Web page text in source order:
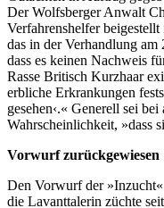
Der Wolfsberger Anwalt
Verfahrenshelfer
das in der Verhandlung
dass es keinen Nachweis
Rasse Britisch Kurzhaar
erbliche Erkrankungen
gesehen‹.« Generell sei
Wahrscheinlichkeit, »dass
Vorwurf zurückgewiesen
Den Vorwurf der
die Lavanttalerin züchte